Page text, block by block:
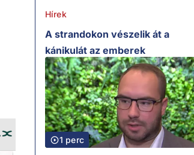
Hírek
A strandokon vészelik át a
kánikulát az emberek
1 perc